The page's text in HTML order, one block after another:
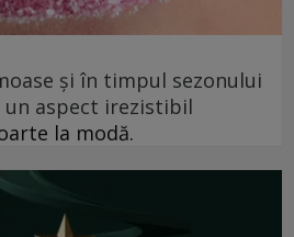
şi în timpul sezonului
aspect irezistibil
la modă.